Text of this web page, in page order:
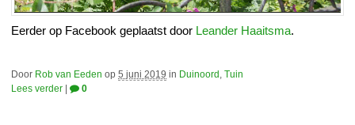
Eerder op Facebook geplaatst door Leander Haaitsma.
Door Rob van Eeden op 5 juni 2019 in Duinoord , Tuin
Lees verder
0